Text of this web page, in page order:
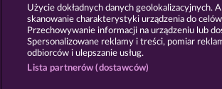
Prześlij wniosek o
Użycie dokładnych danych geolokalizacyjnych.
skanowanie charakterystyki urządzenia do
Przechowywanie informacji na urządzeniu lub
Spersonalizowane reklamy i treści, pomiar
odbiorców i ulepszanie usług.
Lista partnerów (dostawców)